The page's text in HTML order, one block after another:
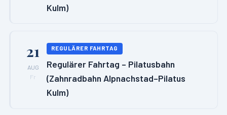
Kulm)
21
AUG
Fr
REGULÄRER FAHRTAG
Regulärer Fahrtag – Pilatusbahn
(Zahnradbahn Alpnachstad–Pilatus
Kulm)